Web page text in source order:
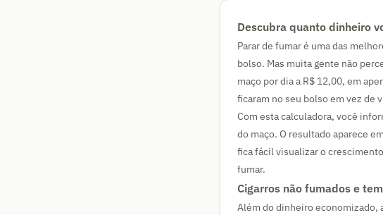
Descubra quanto dinheiro
Parar de fumar é uma das
bolso. Mas muita gente não
maço por dia a R$ 12,00, em
ficaram no seu bolso em vez de
Com esta calculadora, você
do maço. O resultado aparece
fica fácil visualizar o
fumar.
Cigarros não fumados e
Além do dinheiro economizado,